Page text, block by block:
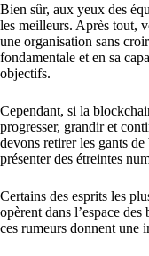
Bien sûr, aux yeux des
les meilleurs. Après tout,
une organisation sans
fondamentale et en sa
objectifs.
Cependant, si la
progresser, grandir et
devons retirer les gants
présenter des étreintes
Certains des esprits les
opèrent dans l’espace
ces rumeurs donnent une